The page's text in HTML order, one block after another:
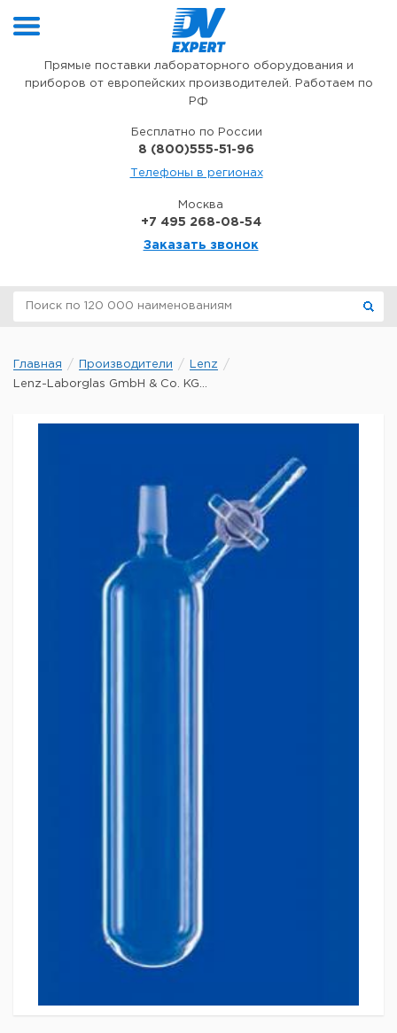
Прямые поставки лабораторного оборудования и
приборов от европейских производителей. Работаем по
РФ
Бесплатно по России
8 (800)555-51-96
Телефоны в регионах
Москва
+7 495 268-08-54
Заказать звонок
Главная Производители
Lenz
Lenz-Laborglas GmbH & Co. KG...